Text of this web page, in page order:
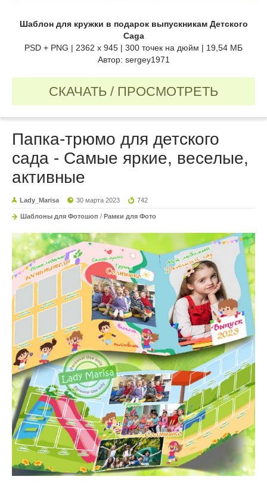
Шаблон для кружки в подарок выпускникам Детского
Caga
PSD + PNG | 2362 x 945 | 300 точек на дюйм | 19,54 МБ
Автор: sergey1971
СКАЧАТЬ / ПРОСМОТРЕТЬ
Папка-трюмо для детского
сада - Самые яркие, веселые,
активные
Lady_Marisa 30 марта 2023 742
Шаблоны для Фотошоп / Рамки для Фото